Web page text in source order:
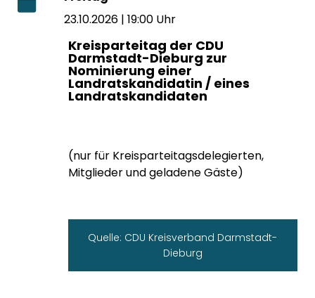
23.10.2026 | 19:00 Uhr
Kreisparteitag der CDU
Darmstadt-Dieburg zur
Nominierung einer
Landratskandidatin / eines
Landratskandidaten
(nur für Kreisparteitagsdelegierten,
Mitglieder und geladene Gäste)
Quelle: CDU Kreisverband Darmstadt-
Dieburg